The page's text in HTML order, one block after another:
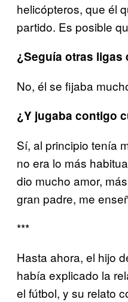
helicópteros, que él
partido. Es posible
¿Seguía otras ligas
No, él se fijaba
¿Y jugaba contigo
Sí, al principio tenía
no era lo más
dio mucho amor,
gran padre, me
***
Hasta ahora, el hijo
había explicado la
el fútbol, y su relato